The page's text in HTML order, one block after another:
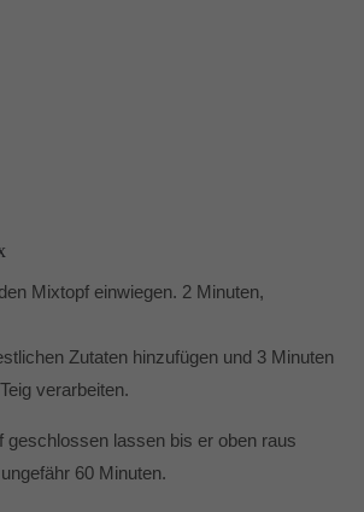
Mixtopf einwiegen. 2 Minuten,
Zutaten hinzufügen und 3 Minuten
verarbeiten.
geschlossen lassen bis er oben raus
60 Minuten.